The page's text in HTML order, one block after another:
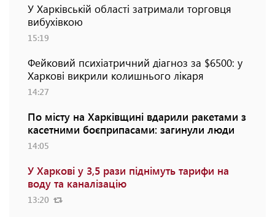
У Харківській області затримали торговця
вибухівкою
15:19
Фейковий психіатричний діагноз за $6500: у
Харкові викрили колишнього лікаря
14:27
По місту на Харківщині вдарили ракетами з
касетними боєприпасами: загинули люди
14:05
У Харкові у 3,5 рази піднімуть тарифи на
воду та каналізацію
13:20